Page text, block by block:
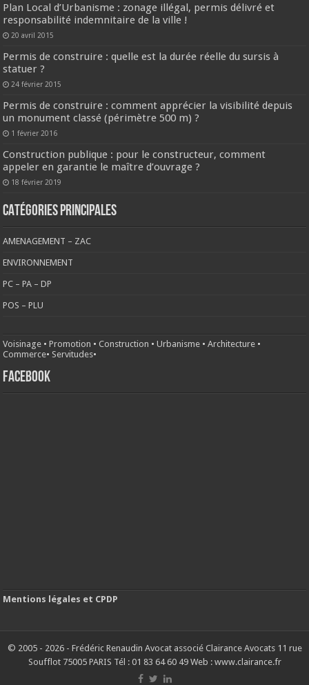
Plan Local d’Urbanisme : zonage illégal, permis délivré et
responsabilité indemnitaire de la ville !
20 avril 2015
Permis de construire : quelle est la durée réelle du sursis à
statuer ?
24 février 2015
Permis de construire : comment apprécier la visibilité depuis
un monument classé (périmètre 500 m) ?
1 février 2016
Construction publique : pour le constructeur, comment
appeler en garantie le maître d’ouvrage ?
18 février 2019
CATÉGORIES PRINCIPALES
AMENAGEMENT – ZAC
ENVIRONNEMENT
PC – PA – DP
POS – PLU
Voisinage •Promotion •Construction •Urbanisme •Architecture •
Commerce• Servitudes•
FACEBOOK
Mentions légales et CPDP
© 2005 - 2026 - Frédéric Renaudin Avocat associé Clairance Avocats 11 rue
Soufflot 75005 PARIS Tél : 01 83 64 60 49 Web : www.clairance.fr